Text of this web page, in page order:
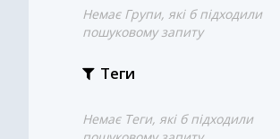
Немає Групи, які б підходили
пошуковому запиту
Теги
Немає Теги, які б підходили